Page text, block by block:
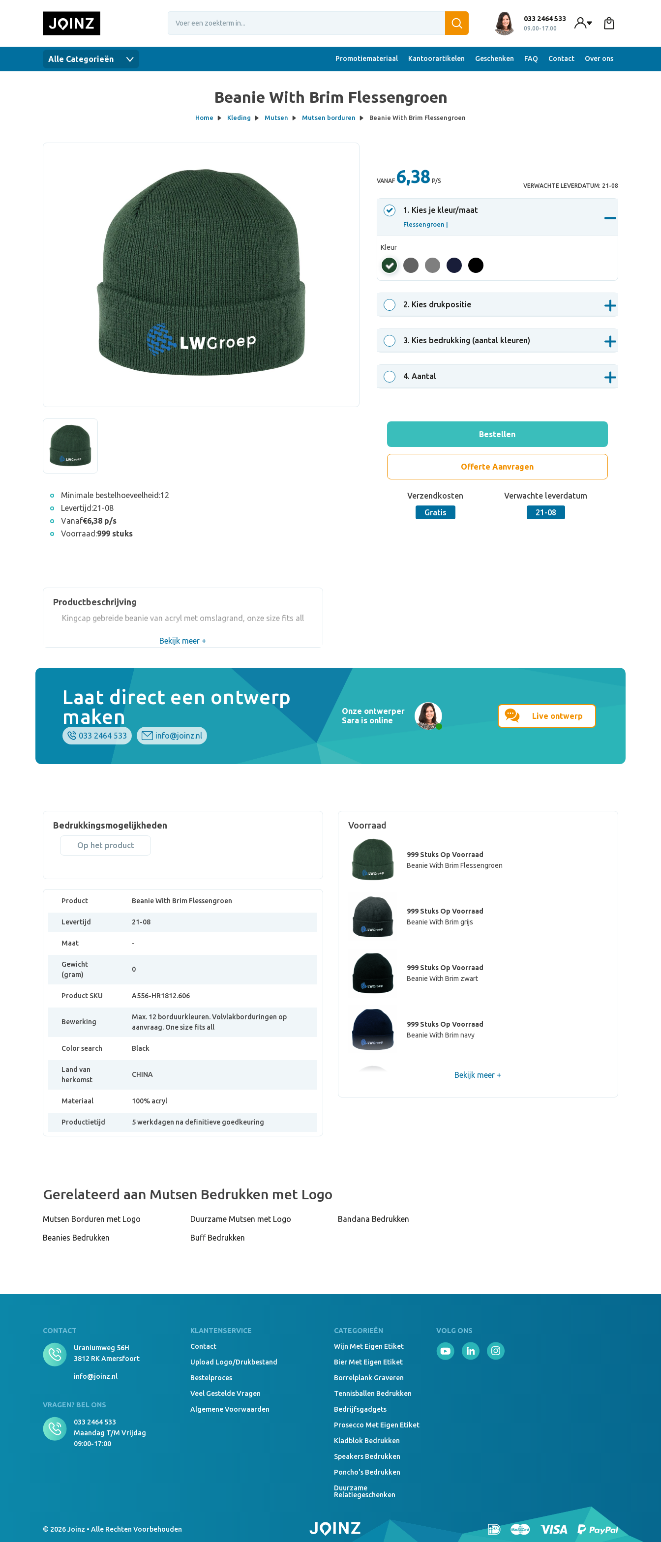
033 2464 533
09.00-17.00
Alle Categorieën Promotiemateriaal Kantoorartikelen Geschenken FAQ Contact Over ons
Beanie With Brim Flessengroen
Home Kleding Mutsen Mutsen borduren Beanie With Brim Flessengroen
Minimale bestelhoeveelheid:12
Levertijd:21-08
Vanaf€6,38 p/s
Voorraad:999 stuks
VANAF 6,38 P/S
VERWACHTE LEVERDATUM: 21-08
1 . Kies je kleur/maat
Flessengroen |
Kleur
Flessengroen
2. Kies drukpositie
3. Kies bedrukking (aantal kleuren)
4. Aantal
Bestellen
Offerte Aanvragen
Verzendkosten
Gratis
Verwachte leverdatum
21-08
Productbeschrijving
Kingcap gebreide beanie van acryl met omslagrand, onze size fits all
Bekijk meer +
Laat direct een ontwerp
maken
033 2464 533 info@joinz.nl
Onze ontwerper
Sara is online
Live ontwerp
Bedrukkingsmogelijkheden
Op het product
Product Beanie With Brim Flessengroen
Levertijd 21-08
Maat -
Gewicht
(gram)
0
Product SKU A556-HR1812.606
Bewerking
Max. 12 borduurkleuren. Volvlakborduringen op
aanvraag. One size fits all
Color search Black
Land van
herkomst
CHINA
Materiaal 100% acryl
Productietijd 5 werkdagen na definitieve goedkeuring
Voorraad
999 Stuks Op Voorraad
Beanie With Brim Flessengroen
999 Stuks Op Voorraad
Beanie With Brim grijs
999 Stuks Op Voorraad
Beanie With Brim zwart
999 Stuks Op Voorraad
Beanie With Brim navy
999 Stuks Op Voorraad
Bekijk meer +
Gerelateerd aan Mutsen Bedrukken met Logo
Mutsen Borduren met Logo
Beanies Bedrukken
Duurzame Mutsen met Logo
Buff Bedrukken
Bandana Bedrukken
CONTACT
Uraniumweg 56H
3812 RK Amersfoort
info@joinz.nl
VRAGEN? BEL ONS
033 2464 533
Maandag T/m Vrijdag
09:00-17:00
KLANTENSERVICE
Contact
Upload Logo/drukbestand
Bestelproces
Veel Gestelde Vragen
Algemene Voorwaarden
CATEGORIEËN
Wijn Met Eigen Etiket
Bier Met Eigen Etiket
Borrelplank Graveren
Tennisballen Bedrukken
Bedrijfsgadgets
Prosecco Met Eigen Etiket
Kladblok Bedrukken
Speakers Bedrukken
Poncho's Bedrukken
Duurzame
Relatiegeschenken
VOLG ONS
© 2026 Joinz • Alle Rechten Voorbehouden